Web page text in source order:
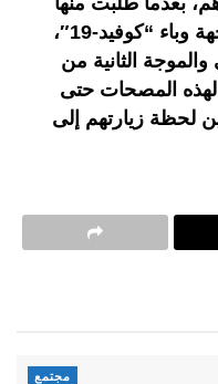
وزارة الصحة المساهمة في مواجهة وباء “كوفيد-19″،
الثانية من
لهذه المصحات حتى
لحظة زيارتهم إلى
مجتمع